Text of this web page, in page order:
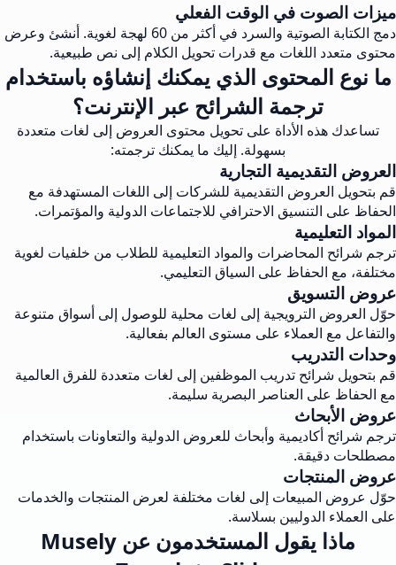
ميزات الصوت في الوقت الفعلي
دمج الكتابة الصوتية والسرد في أكثر من 60 لهجة لغوية. أنشئ وعرض
محتوى متعدد اللغات مع قدرات تحويل الكلام إلى نص طبيعية.
ما نوع المحتوى الذي يمكنك إنشاؤه باستخدام
ترجمة الشرائح عبر الإنترنت؟
تساعدك هذه الأداة على تحويل محتوى العروض إلى لغات متعددة
بسهولة. إليك ما يمكنك ترجمته:
العروض التقديمية التجارية
قم بتحويل العروض التقديمية للشركات إلى اللغات المستهدفة مع
الحفاظ على التنسيق الاحترافي للاجتماعات الدولية والمؤتمرات.
المواد التعليمية
ترجم شرائح المحاضرات والمواد التعليمية للطلاب من خلفيات لغوية
مختلفة، مع الحفاظ على السياق التعليمي.
عروض التسويق
حوّل العروض الترويجية إلى لغات محلية للوصول إلى أسواق متنوعة
والتفاعل مع العملاء على مستوى العالم بفعالية.
وحدات التدريب
قم بتحويل شرائح تدريب الموظفين إلى لغات متعددة للفرق العالمية
مع الحفاظ على العناصر البصرية سليمة.
عروض الأبحاث
ترجم شرائح أكاديمية وأبحاث للعروض الدولية والتعاونات باستخدام
مصطلحات دقيقة.
عروض المنتجات
حوّل عروض المبيعات إلى لغات مختلفة لعرض المنتجات والخدمات
على العملاء الدوليين بسلاسة.
ماذا يقول المستخدمون عن Musely